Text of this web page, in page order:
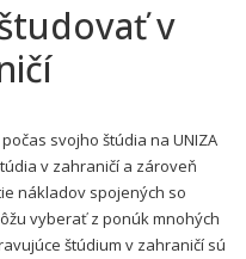
v
svojho štúdia na UNIZA
v zahraničí a zároveň
nákladov spojených so
vyberať z ponúk mnohých
štúdium v zahraničí sú